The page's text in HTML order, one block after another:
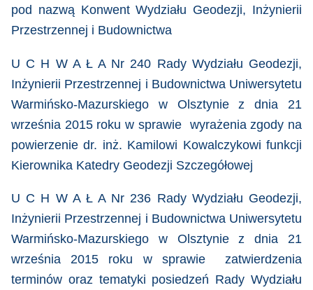
pod nazwą Konwent Wydziału Geodezji, Inżynierii
Przestrzennej i Budownictwa
U C H W A Ł A Nr 240 Rady Wydziału Geodezji,
Inżynierii Przestrzennej i Budownictwa Uniwersytetu
Warmińsko-Mazurskiego w Olsztynie z dnia 21
września 2015 roku w sprawie wyrażenia zgody na
powierzenie dr. inż. Kamilowi Kowalczykowi funkcji
Kierownika Katedry Geodezji Szczegółowej
U C H W A Ł A Nr 236 Rady Wydziału Geodezji,
Inżynierii Przestrzennej i Budownictwa Uniwersytetu
Warmińsko-Mazurskiego w Olsztynie z dnia 21
września 2015 roku
w sprawie zatwierdzenia
terminów oraz tematyki posiedzeń Rady Wydziału